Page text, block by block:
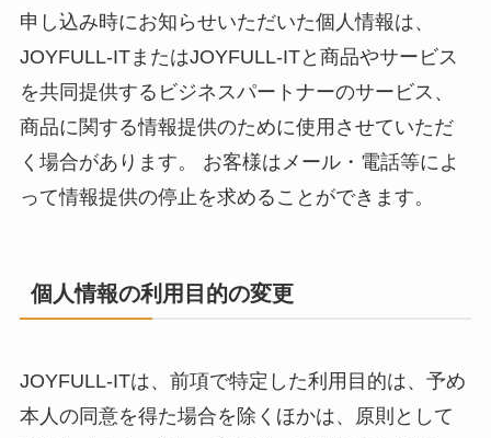
申し込み時にお知らせいただいた個人情報は、
JOYFULL-ITまたはJOYFULL-ITと商品やサービス
を共同提供するビジネスパートナーのサービス、
商品に関する情報提供のために使用させていただ
く場合があります。 お客様はメール・電話等によ
って情報提供の停止を求めることができます。
個人情報の利用目的の変更
JOYFULL-ITは、前項で特定した利用目的は、予め
本人の同意を得た場合を除くほかは、原則として